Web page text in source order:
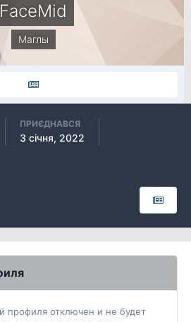
FaceMid
Маглы
ПРИЄДНАВСЯ
3 січня, 2022
профиля отключен и не будет